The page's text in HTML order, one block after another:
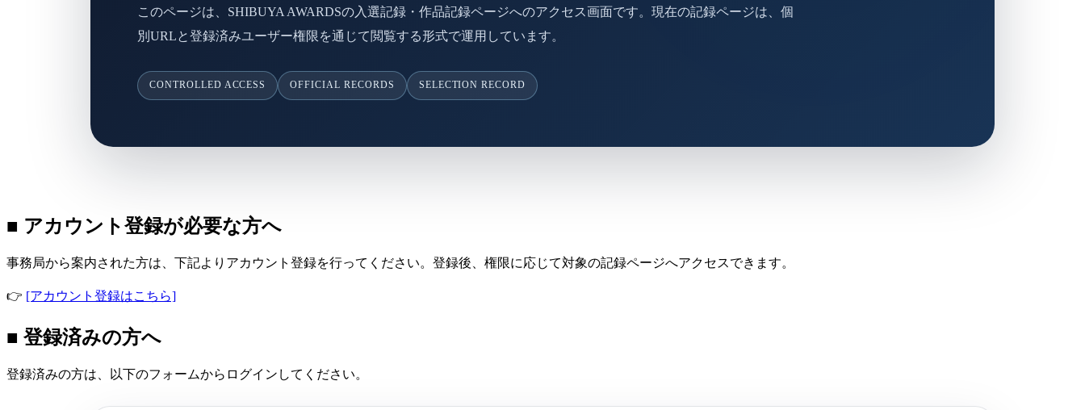
このページは、SHIBUYA AWARDSの入選記録・作品記録ページへのアクセス画面です。現在の記録ページは、個
別URLと登録済みユーザー権限を通じて閲覧する形式で運用しています。
CONTROLLED ACCESS OFFICIAL RECORDS SELECTION RECORD
■ アカウント登録が必要な方へ
事務局から案内された方は、下記よりアカウント登録を行ってください。登録後、権限に応じて対象の記録ページへアクセスできます。
👉 [アカウント登録はこちら]
■ 登録済みの方へ
登録済みの方は、以下のフォームからログインしてください。